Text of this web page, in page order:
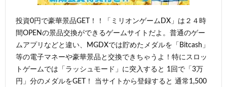
投資0円で豪華景品GET！！「ミリオンゲームDX」は２４時
間OPENの景品交換ができるゲームサイトだよ。普通のゲー
ムアプリなどと違い、MGDXでは貯めたメダルを「Bitcash」
等の電子マネーや豪華景品と交換できちゃうよ！特にスロッ
トゲームでは「ラッシュモード」に突入すると 1回で「3万
円」分のメダルをGET！ 当サイトから登録すると 通常1,500